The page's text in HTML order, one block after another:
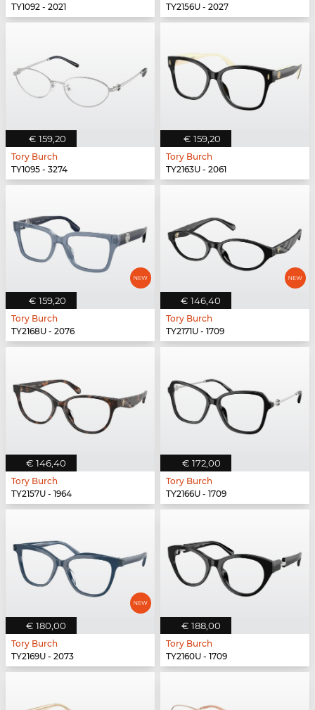
TY1092 - 2021
TY2156U - 2027
€ 159,20
Tory Burch
TY1095 - 3274
€ 159,20
Tory Burch
TY2163U - 2061
€ 159,20
Tory Burch
TY2168U - 2076
€ 146,40
Tory Burch
TY2171U - 1709
€ 146,40
Tory Burch
TY2157U - 1964
€ 172,00
Tory Burch
TY2166U - 1709
€ 180,00
Tory Burch
TY2169U - 2073
€ 188,00
Tory Burch
TY2160U - 1709